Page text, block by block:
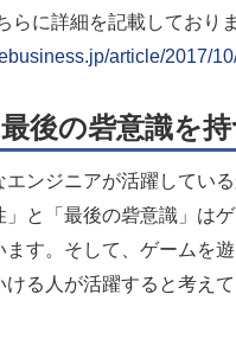
らに詳細を記載しており
article/2017/
後の砦意識を持
ンジニアが活躍してい
と「最後の砦意識」は
す。そして、ゲームを
る人が活躍すると考えて